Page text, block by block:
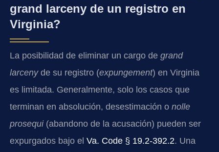
grand larceny de un registro en
Virginia?
La posibilidad de eliminar un cargo de grand
larcenyde su registro (expungement) en Virginia
es limitada. Generalmente, solo los casos que
terminan en absolución, desestimación o nolle
prosequi(abandono de la acusación) pueden ser
expurgados bajo el Va. Code § 19.2-392.2. Una